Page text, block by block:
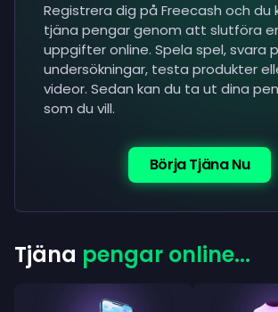
Registrera dig på Freecash och du
tjäna pengar genom att slutföra
uppgifter online. Spela spel, svara
undersökningar, testa produkter
videor. Sedan kan du ta ut dina
som du vill.
Börja Tjäna Nu
Tjäna pengar online...